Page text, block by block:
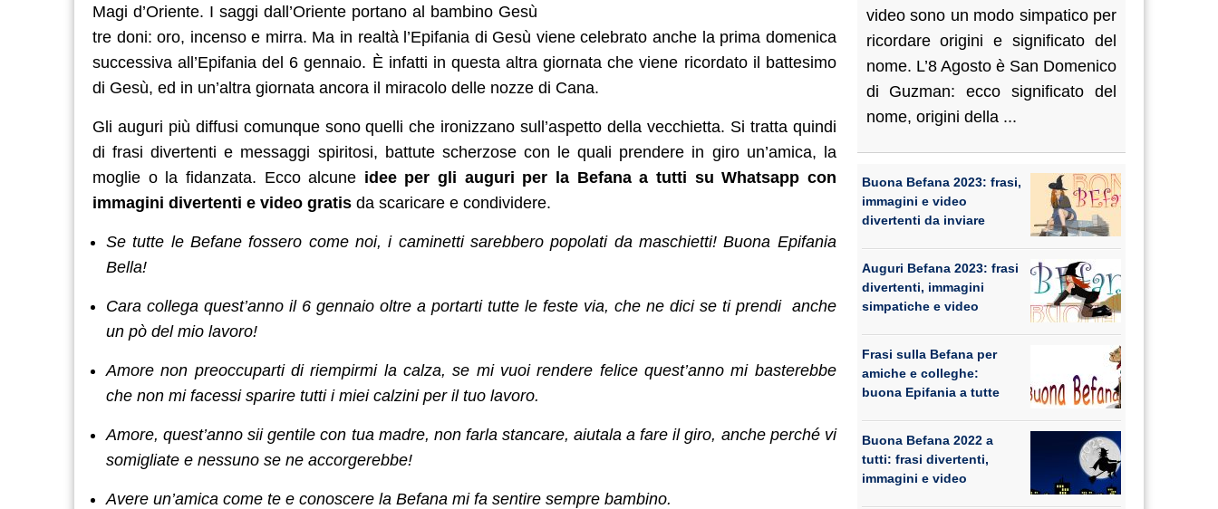
Magi d’Oriente. I saggi dall’Oriente portano al bambino Gesù
tre doni: oro, incenso e mirra. Ma in realtà l’Epifania di Gesù viene celebrato anche la prima domenica
successiva all’Epifania del 6 gennaio. È infatti in questa altra giornata che viene ricordato il battesimo
di Gesù, ed in un’altra giornata ancora il miracolo delle nozze di Cana.
Gli auguri più diffusi comunque sono quelli che ironizzano sull’aspetto della vecchietta. Si tratta quindi
di frasi divertenti e messaggi spiritosi, battute scherzose con le quali prendere in giro un’amica, la
moglie o la fidanzata. Ecco alcune idee per gli auguri per la Befana a tutti su Whatsapp con
immagini divertenti e video gratis da scaricare e condividere.
Se tutte le Befane fossero come noi, i caminetti sarebbero popolati da maschietti! Buona Epifania
Bella!
Cara collega quest’anno il 6 gennaio oltre a portarti tutte le feste via, che ne dici se ti prendi anche
un pò del mio lavoro!
Amore non preoccuparti di riempirmi la calza, se mi vuoi rendere felice quest’anno mi basterebbe
che non mi facessi sparire tutti i miei calzini per il tuo lavoro.
Amore, quest’anno sii gentile con tua madre, non farla stancare, aiutala a fare il giro, anche perché vi
somigliate e nessuno se ne accorgerebbe!
Avere un’amica come te e conoscere la Befana mi fa sentire sempre bambino.
video sono un modo simpatico per
ricordare origini e significato del
nome. L’8 Agosto è San Domenico
di Guzman: ecco significato del
nome, origini della ...
Buona Befana 2023: frasi,
immagini e video
divertenti da inviare
Auguri Befana 2023: frasi
divertenti, immagini
simpatiche e video
Frasi sulla Befana per
amiche e colleghe:
buona Epifania a tutte
Buona Befana 2022 a
tutti: frasi divertenti,
immagini e video